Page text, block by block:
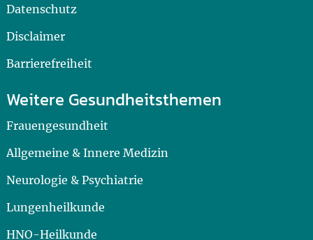
Datenschutz
Disclaimer
Barrierefreiheit
Weitere Gesundheitsthemen
Frauengesundheit
Allgemeine & Innere Medizin
Neurologie & Psychiatrie
Lungenheilkunde
HNO-Heilkunde